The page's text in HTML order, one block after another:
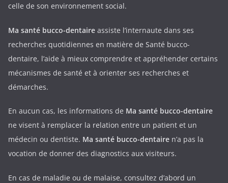
celle de son environnement social.
Ma santé bucco-dentaire assiste l’internaute dans ses
recherches quotidiennes en matière de Santé bucco-
dentaire, l’aide à mieux comprendre et appréhender certains
mécanismes de santé et à orienter ses recherches et
démarches.
En aucun cas, les informations de Ma santé bucco-dentaire
ne visent à remplacer la relation entre un patient et un
médecin ou dentiste. Ma santé bucco-dentaire n’a pas la
vocation de donner des diagnostics aux visiteurs.
En cas de maladie ou de malaise, consultez d’abord un